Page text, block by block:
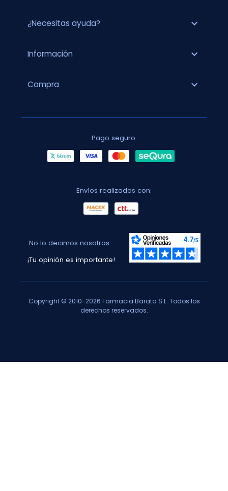
¿Necesitas ayuda? expand_more
Información expand_more
Compra expand_more
Pago seguro:
Envíos realizados con:
No lo decimos nosotros...
¡Tu opinión es importante!
Copyright © 2010-2026 Farmacia Barata S.L. Todos los
derechos reservados.